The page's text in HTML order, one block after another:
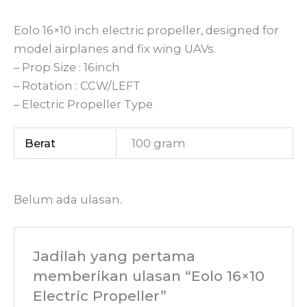
Eolo 16×10 inch electric propeller, designed for
model airplanes and fix wing UAVs.
– Prop Size : 16inch
– Rotation : CCW/LEFT
– Electric Propeller Type
Berat 100 gram
Belum ada ulasan.
Jadilah yang pertama
memberikan ulasan “Eolo 16×10
Electric Propeller”